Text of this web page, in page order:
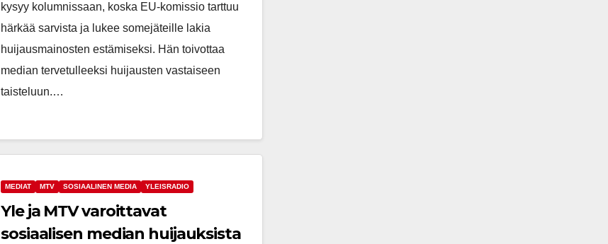
kysyy kolumnissaan, koska EU-komissio tarttuu
härkää sarvista ja lukee somejäteille lakia
huijausmainosten estämiseksi. Hän toivottaa
median tervetulleeksi huijausten vastaiseen
taisteluun.…
MEDIAT MTV SOSIAALINEN MEDIA YLEISRADIO
Yle ja MTV varoittavat
sosiaalisen median huijauksista